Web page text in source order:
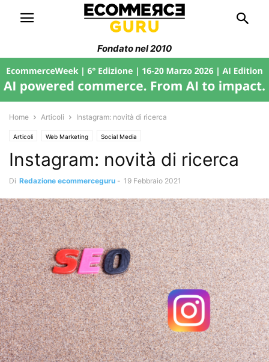
Fondato nel 2010
Home Articoli Instagram: novità di ricerca
Articoli Web Marketing Social Media
Instagram: novità di ricerca
Di Redazione ecommerceguru - 19 Febbraio 2021